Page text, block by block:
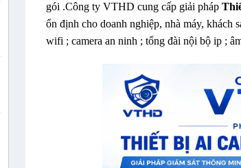
gói .Công ty VTHD cung cấp giải pháp
ổn định cho doanh nghiệp, nhà máy, khách
wifi ; camera an ninh ; tổng đài nội bộ ip ;